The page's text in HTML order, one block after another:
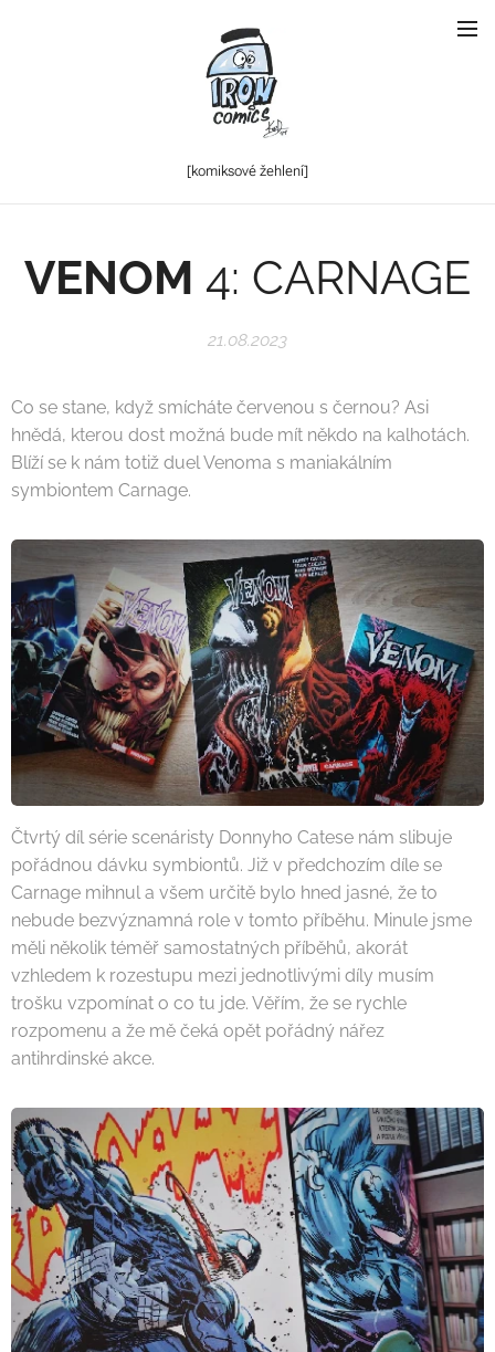
[komiksové žehlení]
VENOM 4: CARNAGE
21.08.2023
Co se stane, když smícháte červenou s černou? Asi
hnědá, kterou dost možná bude mít někdo na kalhotách.
Blíží se k nám totiž duel Venoma s maniakálním
symbiontem Carnage.
Čtvrtý díl série scenáristy Donnyho Catese nám slibuje
pořádnou dávku symbiontů. Již v předchozím díle se
Carnage mihnul a všem určitě bylo hned jasné, že to
nebude bezvýznamná role v tomto příběhu. Minule jsme
měli několik téměř samostatných příběhů, akorát
vzhledem k rozestupu mezi jednotlivými díly musím
trošku vzpomínat o co tu jde. Věřím, že se rychle
rozpomenu a že mě čeká opět pořádný nářez
antihrdinské akce.